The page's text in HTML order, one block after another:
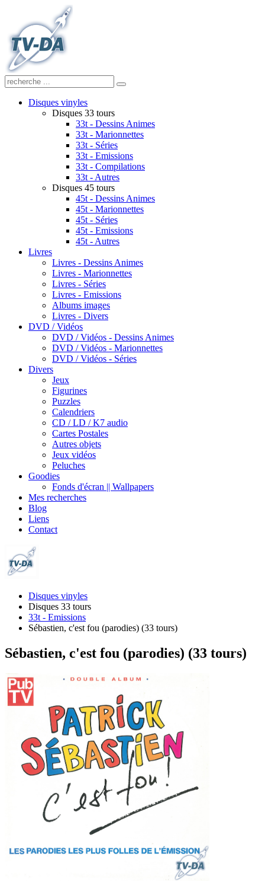
Disques vinyles
Disques 33 tours
33t - Dessins Animes
33t - Marionnettes
33t - Séries
33t - Emissions
33t - Compilations
33t - Autres
Disques 45 tours
45t - Dessins Animes
45t - Marionnettes
45t - Séries
45t - Emissions
45t - Autres
Livres
Livres - Dessins Animes
Livres - Marionnettes
Livres - Séries
Livres - Emissions
Albums images
Livres - Divers
DVD / Vidéos
DVD / Vidéos - Dessins Animes
DVD / Vidéos - Marionnettes
DVD / Vidéos - Séries
Divers
Jeux
Figurines
Puzzles
Calendriers
CD / LD / K7 audio
Cartes Postales
Autres objets
Jeux vidéos
Peluches
Goodies
Fonds d'écran || Wallpapers
Mes recherches
Blog
Liens
Contact
Disques vinyles
Disques 33 tours
33t - Emissions
Sébastien, c'est fou (parodies) (33 tours)
Sébastien, c'est fou (parodies) (33 tours)